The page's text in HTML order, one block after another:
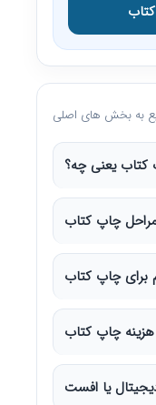
به بخش های اصلی
کتاب یعنی چه؟
چاپ کتاب
برای چاپ کتاب
هزینه چاپ کتاب
یا افست